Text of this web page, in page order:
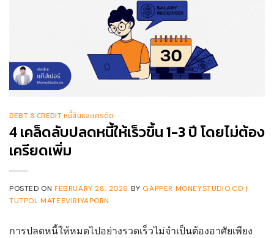
DEBT & CREDIT หนี้สินและเครดิต
4 เคล็ดลับปลดหนี้ให้เร็วขึ้น 1-3 ปี โดยไม่ต้อง
เครียดเพิ่ม
POSTED ON FEBRUARY 28, 2026 BY GAPPER MONEYSTUDIO.CO |
TUTPOL MATEEVIRIYAPORN
การปลดหนี้ให้หมดไปอย่างรวดเร็วไม่จำเป็นต้องอาศัยเพียง